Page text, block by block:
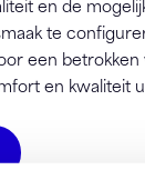
te
een
en kwaliteit